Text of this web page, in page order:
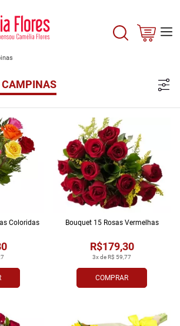
CAMPINAS
Coloridas
COMPRAR
3x de R$ 59,77
R$179,30
Bouquet 15 Rosas Vermelhas